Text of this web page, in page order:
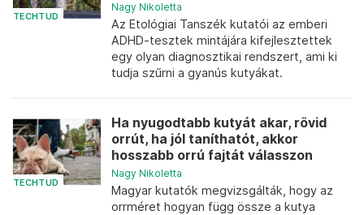
TECHTUD
Nagy Nikoletta
Az Etológiai Tanszék kutatói az emberi
ADHD-tesztek mintájára kifejlesztettek
egy olyan diagnosztikai rendszert, ami ki
tudja szűrni a gyanús kutyákat.
TECHTUD
Ha nyugodtabb kutyát akar, rövid
orrút, ha jól taníthatót, akkor
hosszabb orrú fajtát válasszon
Nagy Nikoletta
Magyar kutatók megvizsgálták, hogy az
orrméret hogyan függ össze a kutya